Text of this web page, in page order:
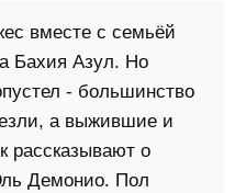
вместе с семьёй
Бахия Азул. Но
- большинство
а выжившие и
рассказывают о
Демонио. Пол